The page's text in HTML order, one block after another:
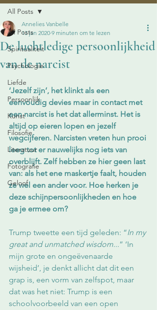
All Posts
Spiritualiteit
Psychologie
Liefde
Persoonlijk
Kunst
Filosofie
Literatuur
Fotografie
Geloof
All Posts
De luchtledige persoonlijkheid
van de narcist
Annelies Vanbelle
13 jan 2020 9 minuten om te lezen
‘Jezelf zijn’, het klinkt als een
eenvoudig devies maar in contact met
een narcist is het dat allerminst. Het is
altijd op eieren lopen en jezelf
wegcijferen. Narcisten vreten hun prooi
leeg tot er nauwelijks nog iets van
overblijft. Zelf hebben ze hier geen last
van: als het ene maskertje faalt, houden
ze wel een ander voor. Hoe herken je
deze schijnpersoonlijkheden en hoe
ga je ermee om?
Trump tweette een tijd geleden: “In my
great and unmatched wisdom...” ‘In
mijn grote en ongeëvenaarde
wijsheid’, je denkt allicht dat dit een
grap is, een vorm van zelfspot, maar
dat was het niet: Trump is een
schoolvoorbeeld van een open